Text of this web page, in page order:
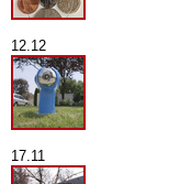
12.12
17.11